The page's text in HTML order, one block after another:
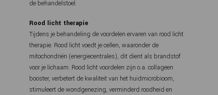
de behandelstoel.
Rood licht therapie
Tijdens je behandeling de voordelen ervaren van rood licht
therapie. Rood licht voedt je cellen, waaronder de
mitochondriën (energiecentrales), dit dient als brandstof
voor je lichaam. Rood licht voordelen zijn o.a. collageen
booster, verbetert de kwaliteit van het huidmicrobioom,
stimuleert de wondgenezing, verminderd roodheid en